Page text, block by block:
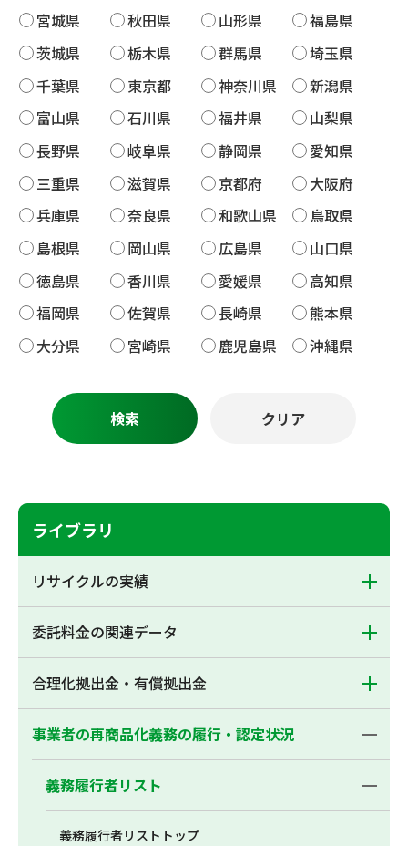
宮城県
秋田県 山形県
福島県
茨城県
栃木県 群馬県
埼玉県
千葉県
東京都 神奈川県
新潟県
富山県
石川県 福井県
山梨県
長野県
岐阜県 静岡県
愛知県
三重県
滋賀県 京都府
大阪府
兵庫県
奈良県 和歌山県
鳥取県
島根県
岡山県 広島県
山口県
徳島県
香川県 愛媛県
高知県
福岡県
佐賀県 長崎県
熊本県
大分県
宮崎県 鹿児島県 沖縄県
ライブラリ
リサイクルの実績
委託料金の関連データ
合理化拠出金・有償拠出金
事業者の再商品化義務の履行・認定状況
義務履行者リスト
義務履行者リストトップ